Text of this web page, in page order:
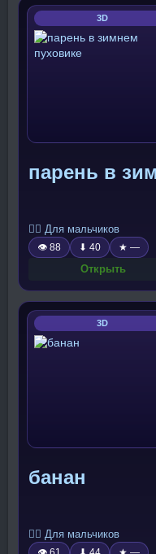
3D
парень в
🧍‍♂️ Для мальчиков
👁 88 ⬇ 40 ★ —
Открыть
3D
банан
🧍‍♂️ Для мальчиков